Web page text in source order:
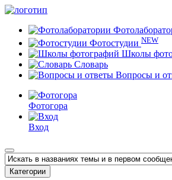
Фотостудии NEW
Школы
Словарь
Вопросы и
Фотогора
Вход
Категории